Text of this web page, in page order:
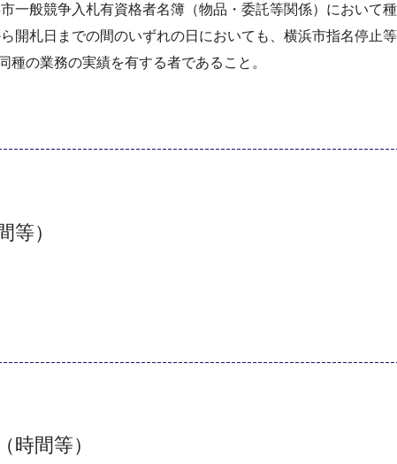
一般競争入札有資格者名簿（物品・委託等関係）において
開札日までの間のいずれの日においても、横浜市指名停止
種の業務の実績を有する者であること。
等）
時間等）